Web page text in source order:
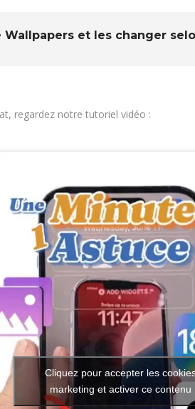
et les changer
regardez notre tutoriel vidéo :
Cliquez pour accepter les
marketing et activer ce contenu